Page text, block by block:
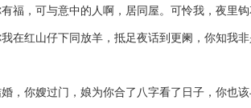
，可与意中的人啊，居同屋。可怜我，夜里钩
红山仔下同放羊，抵足夜话到更阑，你知我非
你嫂过门，娘为你合了八字看了日子，你也该